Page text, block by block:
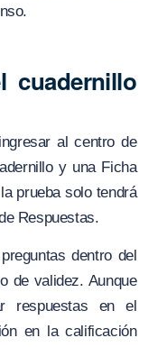
cuadernillo
al centro de
y una Ficha
prueba solo tendrá
Respuestas.
dentro del
de validez. Aunque
respuestas en el
en la calificación